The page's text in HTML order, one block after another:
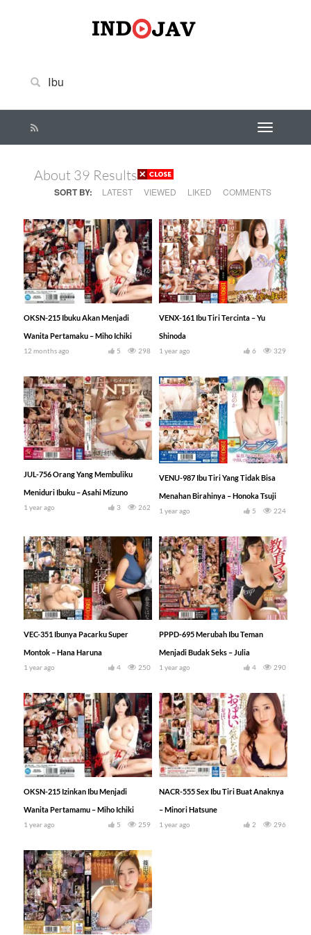
About 39 Results
SORT BY: LATEST VIEWED LIKED COMMENTS
OKSN-215 Ibuku Akan Menjadi
Wanita Pertamaku – Miho Ichiki
12 months ago 298
5
VENX-161 Ibu Tiri Tercinta – Yu
Shinoda
1 year ago 329
6
JUL-756 Orang Yang Membuliku
Meniduri Ibuku – Asahi Mizuno
1 year ago 262
3
VENU-987 Ibu Tiri Yang Tidak Bisa
Menahan Birahinya – Honoka Tsuji
1 year ago 224
5
VEC-351 Ibunya Pacarku Super
Montok – Hana Haruna
1 year ago 250
4
PPPD-695 Merubah Ibu Teman
Menjadi Budak Seks – Julia
1 year ago 290
4
OKSN-215 Izinkan Ibu Menjadi
Wanita Pertamamu – Miho Ichiki
1 year ago 259
5
NACR-555 Sex Ibu Tiri Buat Anaknya
– Minori Hatsune
1 year ago 296
2